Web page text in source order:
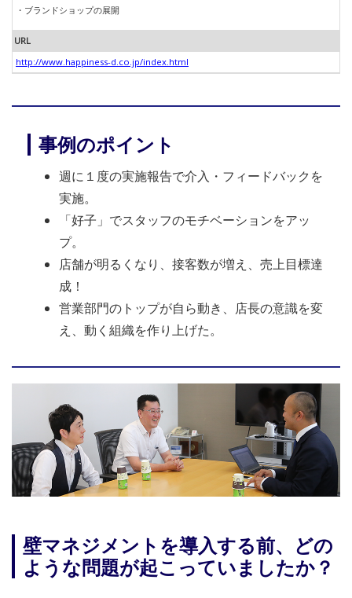
ブランドショップの展開
URL
http://www.happiness-d.co.jp/index.html
事例のポイント
週に１度の実施報告で介入・フィードバックを
実施。
「好子」でスタッフのモチベーションをアッ
プ。
店舗が明るくなり、接客数が増え、売上目標達
成！
営業部門のトップが自ら動き、店長の意識を変
え、動く組織を作り上げた。
壁マネジメントを導入する前、どの
ような問題が起こっていましたか？